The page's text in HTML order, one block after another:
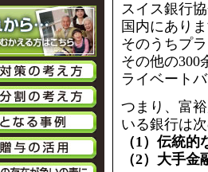
スイス銀行
国内にあり
そのうちプ
その他の300
ライベート
つまり、富
いる銀行は
（1）伝統
（2）大手